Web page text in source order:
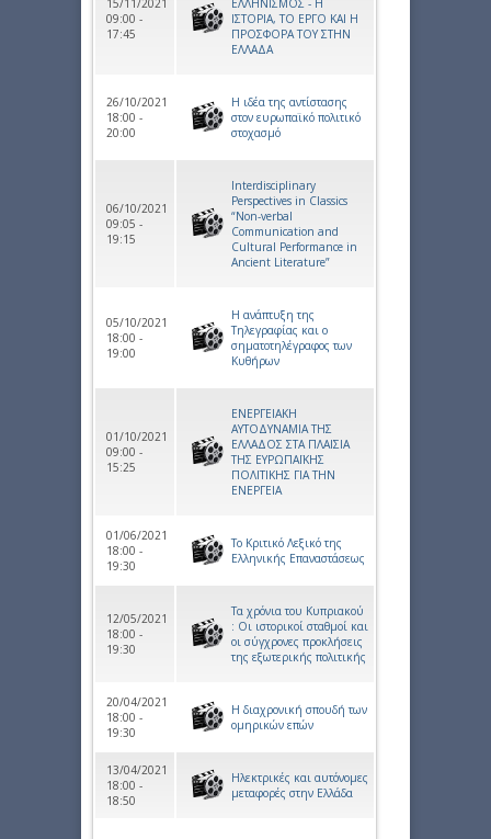
09:00 -
17:45
ΙΣΤΟΡΙΑ, ΤΟ ΕΡΓΟ ΚΑΙ Η
ΠΡΟΣΦΟΡΑ ΤΟΥ ΣΤΗΝ
ΕΛΛΑΔΑ
26/10/2021
18:00 -
20:00
Η ιδέα της αντίστασης
στον ευρωπαϊκό πολιτικό
στοχασμό
06/10/2021
09:05 -
19:15
Interdisciplinary
Perspectives in Classics
“Non-verbal
Communication and
Cultural Performance in
Ancient Literature”
05/10/2021
18:00 -
19:00
Η ανάπτυξη της
Τηλεγραφίας και ο
σηματοτηλέγραφος των
Κυθήρων
01/10/2021
09:00 -
15:25
ΕΝΕΡΓΕΙΑΚΗ
ΑΥΤΟΔΥΝΑΜΙΑ ΤΗΣ
ΕΛΛΑΔΟΣ ΣΤΑ ΠΛΑΙΣΙΑ
ΤΗΣ ΕΥΡΩΠΑΪΚΗΣ
ΠΟΛΙΤΙΚΗΣ ΓΙΑ ΤΗΝ
ΕΝΕΡΓΕΙΑ
01/06/2021
18:00 -
19:30
Το Κριτικό Λεξικό της
Ελληνικής Επαναστάσεως
12/05/2021
18:00 -
19:30
Τα χρόνια του Κυπριακού
: Οι ιστορικοί σταθμοί και
οι σύγχρονες προκλήσεις
της εξωτερικής πολιτικής
20/04/2021
18:00 -
19:30
Η διαχρονική σπουδή των
ομηρικών επών
13/04/2021
18:00 -
18:50
Ηλεκτρικές και αυτόνομες
μεταφορές στην Ελλάδα